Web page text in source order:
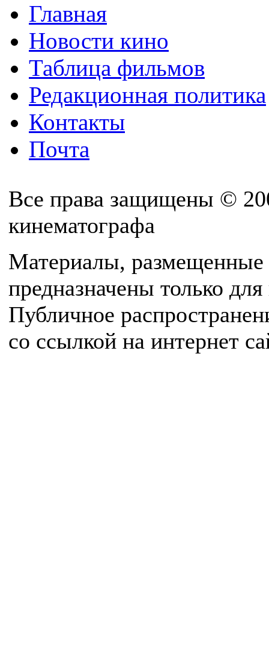
Главная
Новости кино
Таблица фильмов
Редакционная политика
Контакты
Почта
Все права защищены ©
кинематографа
Материалы, размещенные
предназначены только
Публичное
со ссылкой на интернет